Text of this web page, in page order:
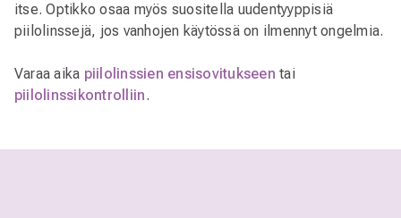
itse. Optikko osaa myös suositella uudentyyppisiä
piilolinssejä, jos vanhojen käytössä on ilmennyt ongelmia.
Varaa aika piilolinssien ensisovitukseen tai
piilolinssikontrolliin.